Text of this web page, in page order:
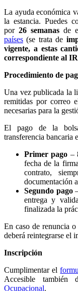
La ayuda económica
la estancia. Puedes
por26 semanas de
países (se trata de
vigente, a estas
correspondiente al
Procedimiento de
Una vez publicada la
remitidas por correo
necesarias para la
El pago de la
transferencia bancaria
Primer pago –
fecha de la
contrato,
documentación
Segundo pago
entrega y
finalizada la
En caso de renuncia
deberá reintegrarse el
Inscripción
Cumplimentar el
Accesible también
Ocupacional.